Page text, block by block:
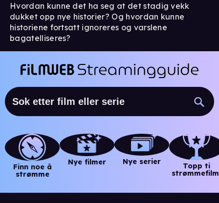
Hvordan kunne det ha seg at det stadig vekk
dukket opp nye historier? Og hvordan kunne
historiene fortsatt ignoreres og varslene
bagatelliseres?
Finn noe å
strømme
Nye filmer Nye serier
Topp ti